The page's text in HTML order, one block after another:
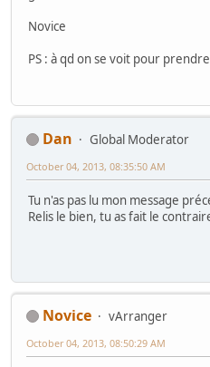
Novice
PS : à qd on se voit pour
Dan
Global Moderator
October 04, 2013, 08:35:50 AM
Tu n'as pas lu mon message
Relis le bien, tu as fait le
Novice
vArranger
October 04, 2013, 08:50:29 AM